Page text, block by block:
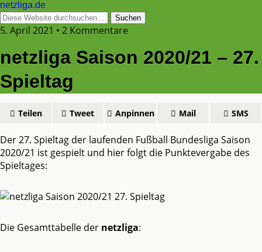
netzliga.de
5. April 2021 • 2 Kommentare
netzliga Saison 2020/21 – 27.
Spieltag
Teilen Tweet Anpinnen Mail SMS
Der 27. Spieltag der laufenden Fußball Bundesliga Saison
2020/21 ist gespielt und hier folgt die Punktevergabe des
Spieltages:
Die Gesamttabelle der netzliga: